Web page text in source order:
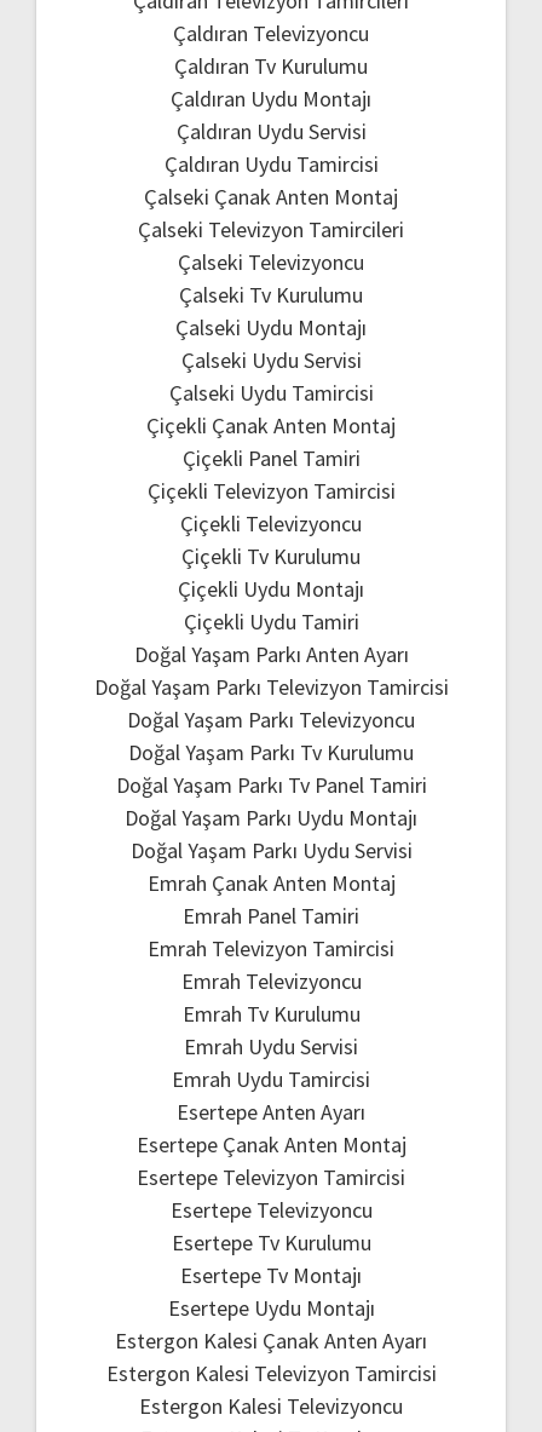
Çaldıran Televizyoncu
Çaldıran Tv Kurulumu
Çaldıran Uydu Montajı
Çaldıran Uydu Servisi
Çaldıran Uydu Tamircisi
Çalseki Çanak Anten Montaj
Çalseki Televizyon Tamircileri
Çalseki Televizyoncu
Çalseki Tv Kurulumu
Çalseki Uydu Montajı
Çalseki Uydu Servisi
Çalseki Uydu Tamircisi
Çiçekli Çanak Anten Montaj
Çiçekli Panel Tamiri
Çiçekli Televizyon Tamircisi
Çiçekli Televizyoncu
Çiçekli Tv Kurulumu
Çiçekli Uydu Montajı
Çiçekli Uydu Tamiri
Doğal Yaşam Parkı Anten Ayarı
Doğal Yaşam Parkı Televizyon Tamircisi
Doğal Yaşam Parkı Televizyoncu
Doğal Yaşam Parkı Tv Kurulumu
Doğal Yaşam Parkı Tv Panel Tamiri
Doğal Yaşam Parkı Uydu Montajı
Doğal Yaşam Parkı Uydu Servisi
Emrah Çanak Anten Montaj
Emrah Panel Tamiri
Emrah Televizyon Tamircisi
Emrah Televizyoncu
Emrah Tv Kurulumu
Emrah Uydu Servisi
Emrah Uydu Tamircisi
Esertepe Anten Ayarı
Esertepe Çanak Anten Montaj
Esertepe Televizyon Tamircisi
Esertepe Televizyoncu
Esertepe Tv Kurulumu
Esertepe Tv Montajı
Esertepe Uydu Montajı
Estergon Kalesi Çanak Anten Ayarı
Estergon Kalesi Televizyon Tamircisi
Estergon Kalesi Televizyoncu